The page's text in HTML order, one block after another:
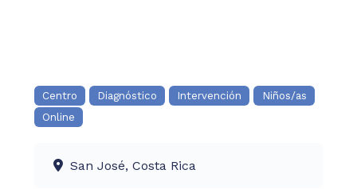
Centro Diagnóstico Intervención
Niños/as
Online
San José, Costa Rica